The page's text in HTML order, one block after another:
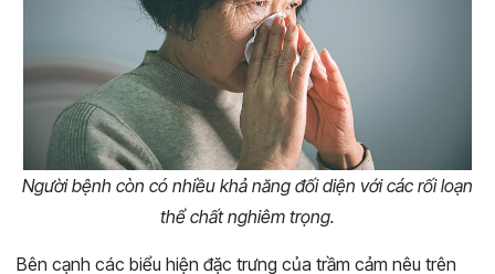
Người bệnh còn có nhiều khả năng đối diện với các rối loạn
thể chất nghiêm trọng.
Bên cạnh các biểu hiện đặc trưng của trầm cảm nêu trên